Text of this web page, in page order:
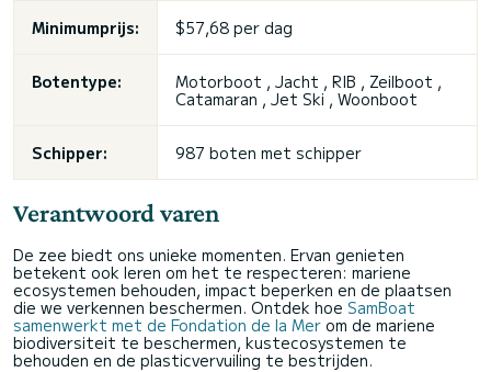
Minimumprijs: $57,68 per dag
Botentype:
Motorboot , Jacht , RIB , Zeilboot ,
Catamaran , Jet Ski , Woonboot
Schipper: 987 boten met schipper
Verantwoord varen
De zee biedt ons unieke momenten. Ervan genieten
betekent ook leren om het te respecteren: mariene
ecosystemen behouden, impact beperken en de plaatsen
die we verkennen beschermen. Ontdek hoe SamBoat
samenwerkt met de Fondation de la Mer om de mariene
biodiversiteit te beschermen, kustecosystemen te
behouden en de plasticvervuiling te bestrijden.